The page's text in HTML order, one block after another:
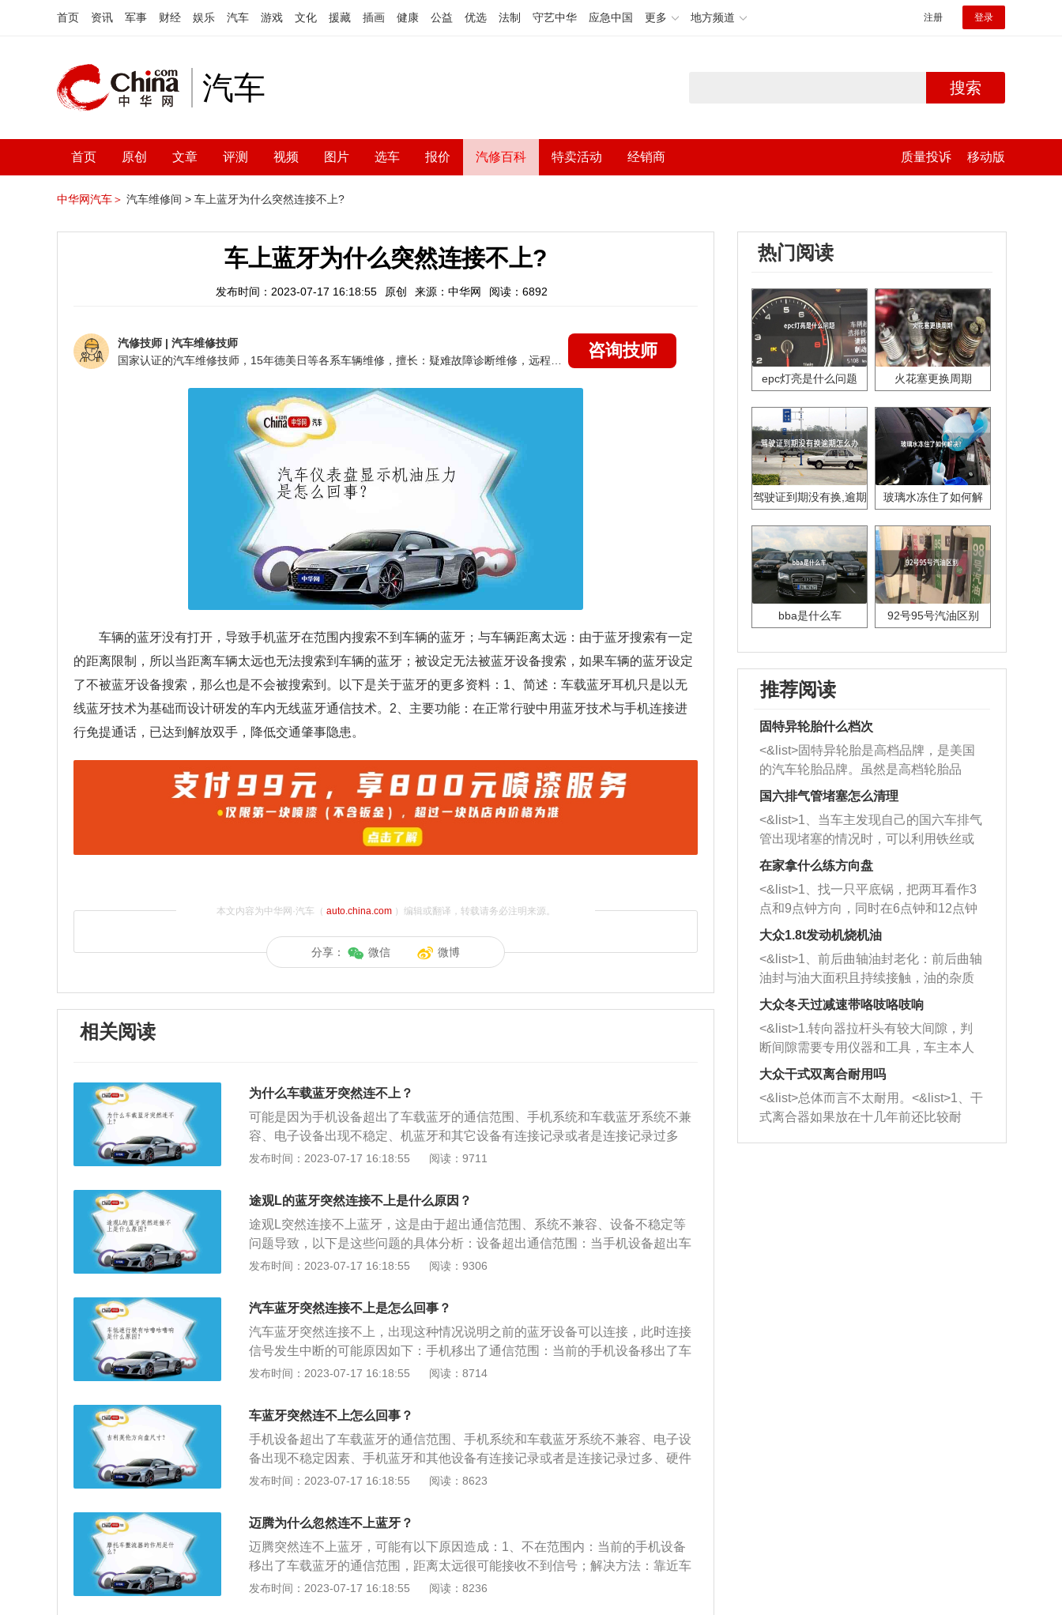
首页 资讯 军事 财经 娱乐 汽车 游戏 文化 援藏 插画 健康 公益 优选 法制 守艺中华 应急中国 更多 地方频道 注册 登录
汽车 搜索
首页 原创 文章 评测 视频 图片 选车 报价 汽修百科 特卖活动 经销商 质量投诉 移动版
中华网汽车＞ 汽车维修间 > 车上蓝牙为什么突然连接不上?
车上蓝牙为什么突然连接不上?
发布时间：2023-07-17 16:18:55 原创 来源：中华网 阅读：6892
汽修技师 | 汽车维修技师
咨询技师
车辆的蓝牙没有打开，导致手机蓝牙在范围内搜索不到车辆的蓝牙；与车辆距离太远：由于蓝牙搜索有一定
的距离限制，所以当距离车辆太远也无法搜索到车辆的蓝牙；被设定无法被蓝牙设备搜索，如果车辆的蓝牙设定
了不被蓝牙设备搜索，那么也是不会被搜索到。以下是关于蓝牙的更多资料：1、简述：车载蓝牙耳机只是以无
线蓝牙技术为基础而设计研发的车内无线蓝牙通信技术。2、主要功能：在正常行驶中用蓝牙技术与手机连接进
行免提通话，已达到解放双手，降低交通肇事隐患。
本文内容为中华网·汽车（ auto.china.com）编辑或翻译，转载请务必注明来源。
分享： 微信 微博
相关阅读
为什么车载蓝牙突然连不上？
可能是因为手机设备超出了车载蓝牙的通信范围、手机系统和车载蓝牙系统不兼
容、电子设备出现不稳定、机蓝牙和其它设备有连接记录或者是连接记录过多
等。以下是关于车载蓝牙功能的相关介绍：接电话：开车接听电话比较常见，手
以利用车上的音响进行打电话，这样在接听电话时不会分散精力，可以通过多功
能方向盘进行接听电话，提高开车的安全。消除杂音和回音：日常接听电话时可
能会有些杂音影响通话质量，如果使用车载蓝牙接听电话时相对清楚一些，车载
蓝牙本身就带有一些杂音处理系统，尤其是在开车接听电话时更清楚一些，尤其
是在接听一些重要的电话时，通话质量很重要。自动识别手机：蓝牙打开之后，
样在开车时比较方便，不会遗漏一些重要的电话。
发布时间：2023-07-17 16:18:55 阅读：9711
途观L的蓝牙突然连接不上是什么原因？
途观L突然连接不上蓝牙，这是由于超出通信范围、系统不兼容、设备不稳定等
问题导致，以下是这些问题的具体分析：设备超出通信范围：当手机设备超出车
载蓝牙的通信范围后，会出现车载蓝牙连接不上的情况。让手机靠近车载蓝牙设
也会出现连不上的情况。升级手机系统到最新版本重新连接车载蓝牙系统。电子
设备不稳定：电子设备出现不稳定因素导致车载蓝牙不能连接。重启手机再次尝
试连接蓝牙。
发布时间：2023-07-17 16:18:55 阅读：9306
汽车蓝牙突然连接不上是怎么回事？
汽车蓝牙突然连接不上，出现这种情况说明之前的蓝牙设备可以连接，此时连接
信号发生中断的可能原因如下：手机移出了通信范围：当前的手机设备移出了车
载蓝牙的通信范围，距离太远的话很可能接收不到信号。信号中断：当前的手机
存在不稳定性因素。手机蓝牙有其他设备连接记录。硬件设施故障：无论是车载
蓝牙模块出了问题还是手机的蓝牙功能有问题都不能成功连接上。
发布时间：2023-07-17 16:18:55 阅读：8714
车蓝牙突然连不上怎么回事？
手机设备超出了车载蓝牙的通信范围、手机系统和车载蓝牙系统不兼容、电子设
备出现不稳定因素、手机蓝牙和其他设备有连接记录或者是连接记录过多、硬件
设备出现问题。扩展资料：车载蓝牙的功能一：接电话，开车接听电话是比较常
话，可以利用车上的音响进行打电话，这样在接听电话时不会分散精力，可以通
过多功能方向盘进行接听电话，提供开车的安全。车载蓝牙的功能二：日常接听
电话时，可能会有些杂音影响通话质量，如果使用车载蓝牙接听电话时相对清楚
一些，车载蓝牙本身就带有一些噪音处理系统，尤其是在开车接听电话时更清楚
一些，尤其是在接听一些重要的电话时，通话质量还是很重要。
发布时间：2023-07-17 16:18:55 阅读：8623
迈腾为什么忽然连不上蓝牙？
迈腾突然连不上蓝牙，可能有以下原因造成：1、不在范围内：当前的手机设备
移出了车载蓝牙的通信范围，距离太远很可能接收不到信号；解决方法：靠近车
载蓝牙，重新连接。2、系统不兼容：当前的手机系统和车子蓝牙系统不兼容导
发布时间：2023-07-17 16:18:55 阅读：8236
热门阅读
epc灯亮是什么问题 火花塞更换周期
驾驶证到期没有换,逾期
玻璃水冻住了如何解
bba是什么车 92号95号汽油区别
推荐阅读
固特异轮胎什么档次
<&list>固特异轮胎是高档品牌，是美国
的汽车轮胎品牌。虽然是高档轮胎品
牌，但是中高低端的轮胎都有生产，这
也是为了更好的开拓市场。
国六排气管堵塞怎么清理
<&list>1、当车主发现自己的国六车排气
管出现堵塞的情况时，可以利用铁丝或
者是细棍，直接将杂物给取出来，如果
堵塞情况比较严重，也可以采取应急措
施。 <&list>2、直接利用木棍将所有的
杂物推到排气管里面的位置处，然后将
三元催化器拆解开，就可以将堵塞的东
西取出来。但如果是因为积碳过多引起
的堵塞，就需要将三元催化器泡在草酸
洗剂对堵塞的情况得到解决，将清洗剂
放在燃油箱中，与燃油混合后，车辆启
动时，就可以和汽油一起进入到燃烧
室，最后形成废气排出，就可以让三元
催化器得到清洗，排气管堵塞的情况就
能够得到解决。
在家拿什么练方向盘
<&list>1、找一只平底锅，把两耳看作3
点和9点钟方向，同时在6点钟和12点钟
方向做一个标记。 <&list>2、双手握住
一圈半的练习，往右同样也要打相同的
圈数。 <&list>3、最后强调要反复练
习，这样就可以形成肌肉记忆，在真实
驾驶车辆时，不需要记忆也能打好方
向。
大众1.8t发动机烧机油
<&list>1、前后曲轴油封老化：前后曲轴
油封与油大面积且持续接触，油的杂质
和发动机内持续温度变化使其密封效果
逐渐减弱，导致渗油或漏油。<&list>2、
活塞间隙过大：积碳会使活塞环与缸体
的间隙扩大，导致机油流入燃烧室中，
造成烧机油。<&list>3、机油粘度。使用
机油粘度过小的话，同样会有烧机油现
象，机油粘度过小具有很好的流动性，
大众冬天过减速带咯吱咯吱响
<&list>1.转向器拉杆头有较大间隙，判
断间隙需要专用仪器和工具，车主本人
无法制作，需要将车辆送到修理厂或4s
店；<&list>2.车辆半轴套管防尘罩破
裂，破裂后会出现漏油现象，使半轴磨
损严重，磨损的半轴容易损坏，产生异
响；<&list>3.稳定器的转向胶套和球头
大众干式双离合耐用吗
<&list>总体而言不太耐用。<&list>1、干
式离合器如果放在十几年前还比较耐